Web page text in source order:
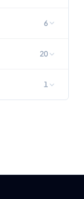
6
20
1